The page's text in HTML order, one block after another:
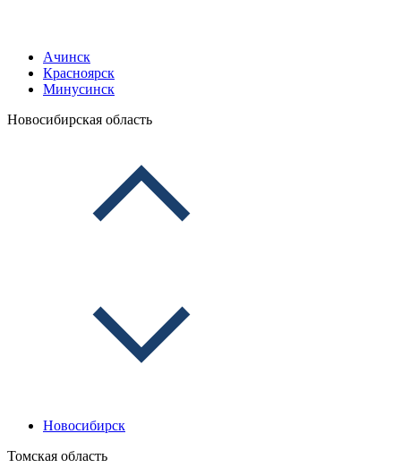
Ачинск
Красноярск
Минусинск
Новосибирская область
Новосибирск
Томская область